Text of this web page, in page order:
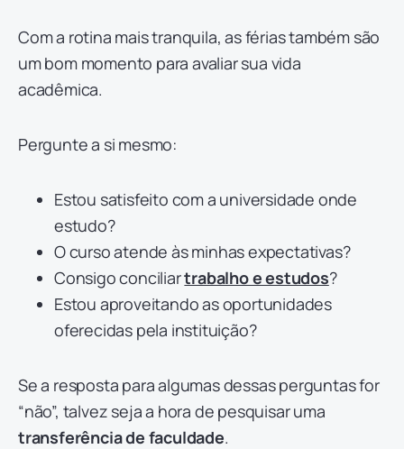
Com a rotina mais tranquila, as férias também são
um bom momento para avaliar sua vida
acadêmica.
Pergunte a si mesmo:
Estou satisfeito com a universidade onde
estudo?
O curso atende às minhas expectativas?
Consigo conciliartrabalho e estudos?
Estou aproveitando as oportunidades
oferecidas pela instituição?
Se a resposta para algumas dessas perguntas for
“não”, talvez seja a hora de pesquisar uma
transferência de faculdade.